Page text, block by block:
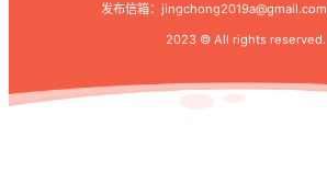
发布信箱： jingchong2019a@gmail.com
2023 © All rights reserved.